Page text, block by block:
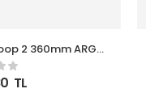
Soğutucu
TL